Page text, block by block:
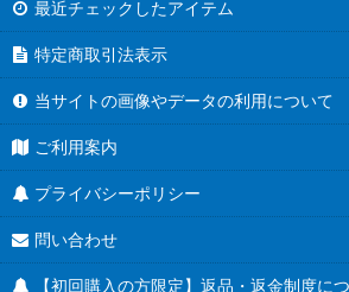
最近チェックしたアイテム
特定商取引法表示
当サイトの画像やデータの利用について
ご利用案内
プライバシーポリシー
問い合わせ
【初回購入の方限定】返品・返金制度に